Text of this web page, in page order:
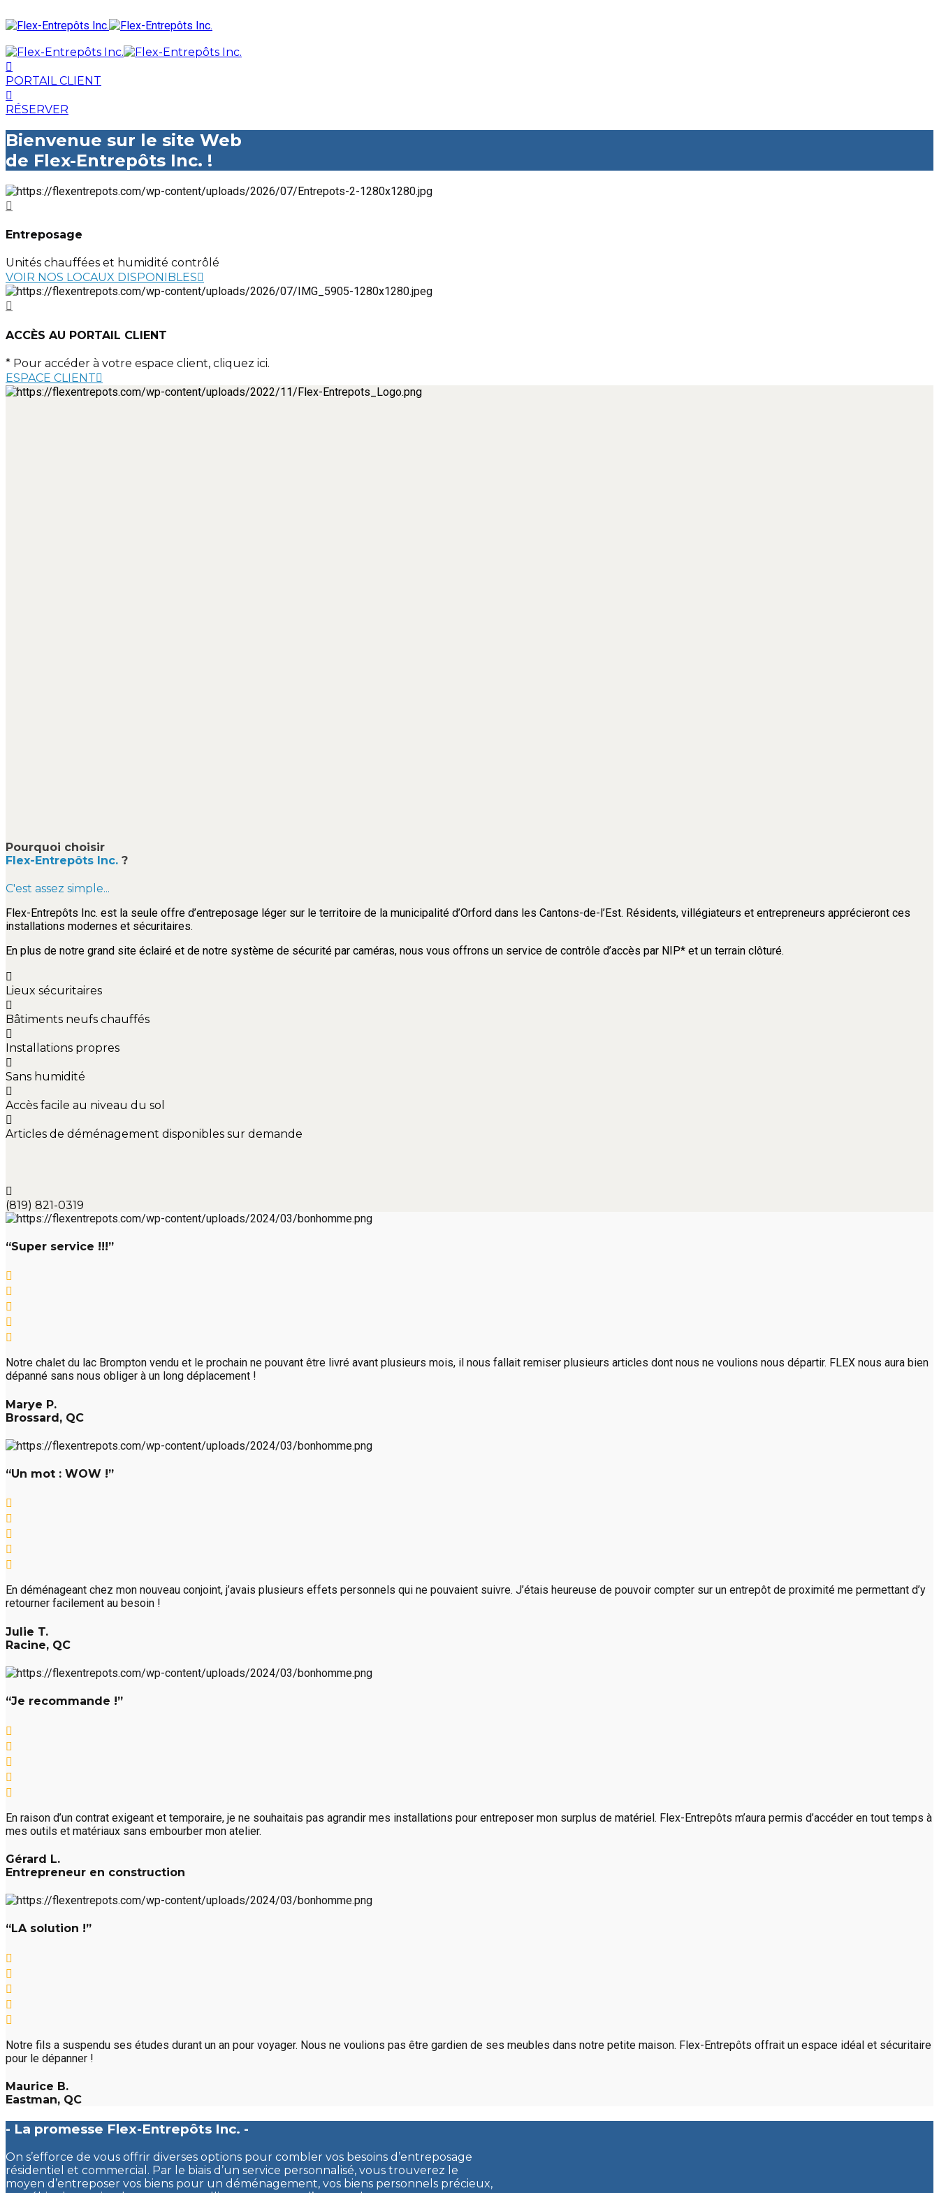
PORTAIL CLIENT
RÉSERVER
Bienvenue sur le site Web
de Flex-Entrepôts Inc. !
Entreposage
Unités chauffées et humidité contrôlé
VOIR NOS LOCAUX DISPONIBLES
ACCÈS AU PORTAIL CLIENT
* Pour accéder à votre espace client, cliquez ici.
ESPACE CLIENT
Pourquoi choisir
Flex-Entrepôts Inc. ?
C'est assez simple...
Flex-Entrepôts Inc. est la seule offre d’entreposage léger sur le territoire de la municipalité d’Orford dans les Cantons-de-l’Est. Résidents, villégiateurs et entrepreneurs apprécieront ces
installations modernes et sécuritaires.
En plus de notre grand site éclairé et de notre système de sécurité par caméras, nous vous offrons un service de contrôle d’accès par NIP* et un terrain clôturé.
Lieux sécuritaires
Bâtiments neufs chauffés
Installations propres
Sans humidité
Accès facile au niveau du sol
Articles de déménagement disponibles sur demande
(819) 821-0319
“Super service !!!”
Notre chalet du lac Brompton vendu et le prochain ne pouvant être livré avant plusieurs mois, il nous fallait remiser plusieurs articles dont nous ne voulions nous départir. FLEX nous aura bien
dépanné sans nous obliger à un long déplacement !
Marye P.
Brossard, QC
“Un mot : WOW !”
En déménageant chez mon nouveau conjoint, j’avais plusieurs effets personnels qui ne pouvaient suivre. J’étais heureuse de pouvoir compter sur un entrepôt de proximité me permettant d’y
retourner facilement au besoin !
Julie T.
Racine, QC
“Je recommande !”
En raison d’un contrat exigeant et temporaire, je ne souhaitais pas agrandir mes installations pour entreposer mon surplus de matériel. Flex-Entrepôts m’aura permis d’accéder en tout temps à
mes outils et matériaux sans embourber mon atelier.
Gérard L.
Entrepreneur en construction
“LA solution !”
Notre fils a suspendu ses études durant un an pour voyager. Nous ne voulions pas être gardien de ses meubles dans notre petite maison. Flex-Entrepôts offrait un espace idéal et sécuritaire
pour le dépanner !
Maurice B.
Eastman, QC
- La promesse Flex-Entrepôts Inc. -
On s’efforce de vous offrir diverses options pour combler vos besoins d’entreposage
résidentiel et commercial. Par le biais d’un service personnalisé, vous trouverez le
moyen d’entreposer vos biens pour un déménagement, vos biens personnels précieux,